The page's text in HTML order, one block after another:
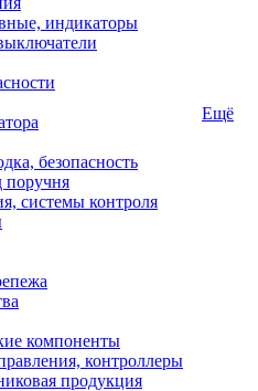
индикаторы
безопасность
поручня
системы контроля
компоненты
контроллеры
продукция
Ещё